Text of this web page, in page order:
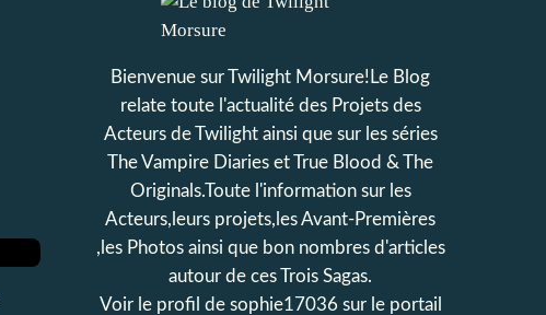
Bienvenue sur Twilight Morsure!Le Blog
relate toute l'actualité des Projets des
Acteurs de Twilight ainsi que sur les séries
The Vampire Diaries et True Blood & The
Originals.Toute l'information sur les
Acteurs,leurs projets,les Avant-Premières
,les Photos ainsi que bon nombres d'articles
autour de ces Trois Sagas.
Voir le profil de sophie17036 sur le portail